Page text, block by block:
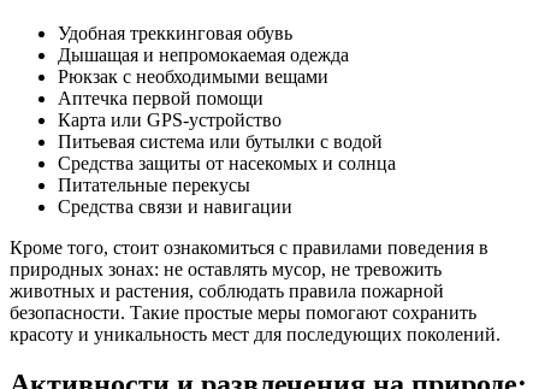
Удобная треккинговая обувь
Дышащая и непромокаемая одежда
Рюкзак с необходимыми вещами
Аптечка первой помощи
Карта или GPS-устройство
Питьевая система или бутылки с водой
Средства защиты от насекомых и солнца
Питательные перекусы
Средства связи и навигации
Кроме того, стоит ознакомиться с правилами поведения в
природных зонах: не оставлять мусор, не тревожить
животных и растения, соблюдать правила пожарной
безопасности. Такие простые меры помогают сохранить
красоту и уникальность мест для последующих поколений.